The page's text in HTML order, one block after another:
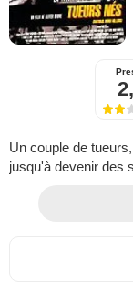
Un couple de
jusqu'à devenir des